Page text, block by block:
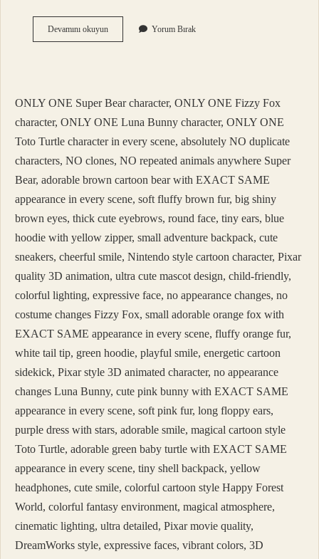
Devamını okuyunYonetsel
Bölge
Yorum Bırak
ONLY ONE Super Bear character, ONLY ONE Fizzy Fox
character, ONLY ONE Luna Bunny character, ONLY ONE
Toto Turtle character in every scene, absolutely NO duplicate
characters, NO clones, NO repeated animals anywhere Super
Bear, adorable brown cartoon bear with EXACT SAME
appearance in every scene, soft fluffy brown fur, big shiny
brown eyes, thick cute eyebrows, round face, tiny ears, blue
hoodie with yellow zipper, small adventure backpack, cute
sneakers, cheerful smile, Nintendo style cartoon character, Pixar
quality 3D animation, ultra cute mascot design, child-friendly,
colorful lighting, expressive face, no appearance changes, no
costume changes Fizzy Fox, small adorable orange fox with
EXACT SAME appearance in every scene, fluffy orange fur,
white tail tip, green hoodie, playful smile, energetic cartoon
sidekick, Pixar style 3D animated character, no appearance
changes Luna Bunny, cute pink bunny with EXACT SAME
appearance in every scene, soft pink fur, long floppy ears,
purple dress with stars, adorable smile, magical cartoon style
Toto Turtle, adorable green baby turtle with EXACT SAME
appearance in every scene, tiny shell backpack, yellow
headphones, cute smile, colorful cartoon style Happy Forest
World, colorful fantasy environment, magical atmosphere,
cinematic lighting, ultra detailed, Pixar movie quality,
DreamWorks style, expressive faces, vibrant colors, 3D